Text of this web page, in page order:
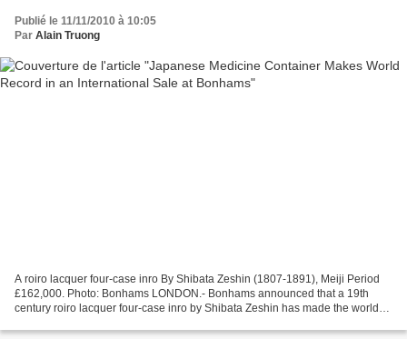
Publié le 11/11/2010 à 10:05
Par Alain Truong
A roiro lacquer four-case inro By Shibata Zeshin (1807-1891), Meiji Period
£162,000. Photo: Bonhams LONDON.- Bonhams announced that a 19th
century roiro lacquer four-case inro by Shibata Zeshin has made the world